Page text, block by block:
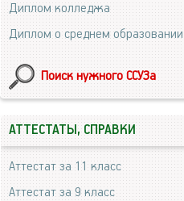
Диплом колледжа
Диплом о среднем образовании
Поиск нужного ССУЗа
АТТЕСТАТЫ, СПРАВКИ
Аттестат за 11 класс
Аттестат за 9 класс